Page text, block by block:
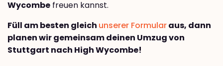
Wycombe freuen kannst.
Füll am besten gleich unserer Formularaus, dann
planen wir gemeinsam deinen Umzug von
Stuttgart nach High Wycombe!